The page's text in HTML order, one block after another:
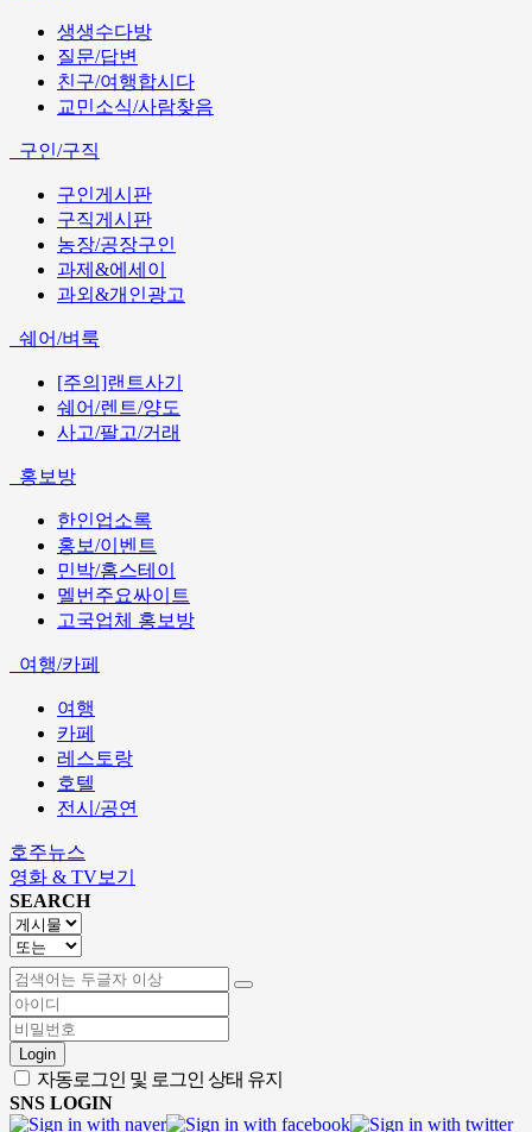
생생수다방
질문/답변
친구/여행합시다
교민소식/사람찾음
구인/구직
구인게시판
구직게시판
농장/공장구인
과제&에세이
과외&개인광고
쉐어/벼룩
[주의]랜트사기
쉐어/렌트/양도
사고/팔고/거래
홍보방
한인업소록
홍보/이벤트
민박/홈스테이
멜번주요싸이트
고국업체 홍보방
여행/카페
여행
카페
레스토랑
호텔
전시/공연
호주뉴스
영화 & TV보기
SEARCH
Login
자동로그인 및 로그인 상태 유지
SNS LOGIN